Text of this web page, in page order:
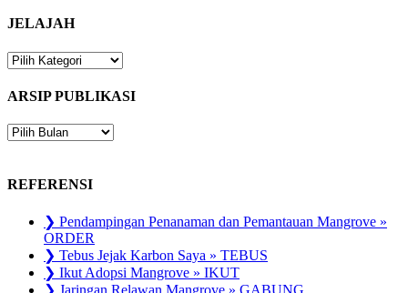
JELAJAH
JELAJAH
ARSIP PUBLIKASI
ARSIP
REFERENSI
❯ Pendampingan Penanaman dan Pemantauan Mangrove »
ORDER
❯ Tebus Jejak Karbon Saya » TEBUS
❯ Ikut Adopsi Mangrove » IKUT
❯ Jaringan Relawan Mangrove » GABUNG